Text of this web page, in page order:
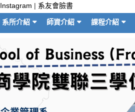
Instagram | 系友會臉書
系所介紹 師資介紹 課程介紹